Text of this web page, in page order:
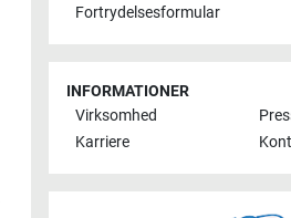
Fortrydelsesformular
INFORMATIONER
Virksomhed
Karriere